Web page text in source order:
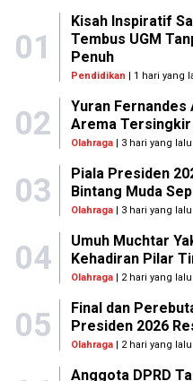
01
Kisah Inspiratif
Tembus UGM
Penuh
Pendidikan | 1 hari yang
02
Yuran Fernandes
Arema Tersingkir
Olahraga| 3 hari yang lalu
03
Piala Presiden
Bintang Muda
Olahraga| 3 hari yang lalu
04
Umuh Muchtar
Kehadiran Pilar
Olahraga| 2 hari yang lalu
05
Final dan
Presiden 2026
Olahraga| 2 hari yang lalu
Anggota DPRD